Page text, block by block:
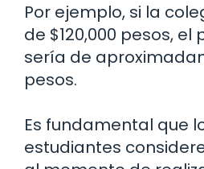
Por ejemplo, si la
de $120,000 pesos,
sería de
pesos.
Es fundamental que
estudiantes